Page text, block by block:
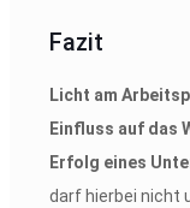
Fazit
Licht am
Einfluss auf das
Erfolg eines
darf hierbei nicht